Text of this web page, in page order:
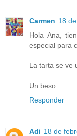
Carmen 18
Hola Ana,
especial para
La tarta se ve
Un beso.
Responder
Adi 18 de